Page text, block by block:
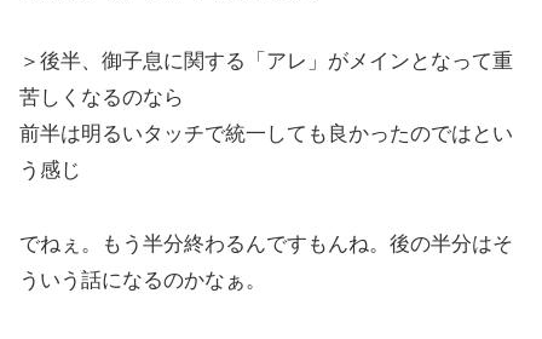
＞後半、御子息に関する「アレ」がメインとなって重
苦しくなるのなら
前半は明るいタッチで統一しても良かったのではとい
う感じ
でねぇ。もう半分終わるんですもんね。後の半分はそ
ういう話になるのかなぁ。